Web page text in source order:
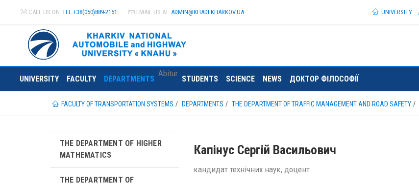
CALL US ON TEL:+38(050)889-2151 EMAIL US AT ADMIN@KHADI.KHARKOV.UA
UNIVERSITY
UNIVERSITY FACULTY DEPARTMENTS
Abitur
STUDENTS SCIENCE NEWS ДОКТОР ФІЛОСОФІЇ
FACULTY OF TRANSPORTATION SYSTEMS DEPARTMENTS THE DEPARTMENT OF TRAFFIC MANAGEMENT AND ROAD SAFETY
Капінус Сергій Васильович
кандидат технічних наук, доцент
THE DEPARTMENT OF HIGHER
MATHEMATICS
THE DEPARTMENT OF